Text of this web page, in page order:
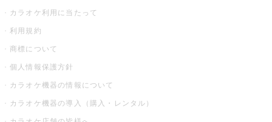
カラオケ利用に当たって
利用規約
商標について
個人情報保護方針
カラオケ機器の情報について
カラオケ機器の導入（購入・レンタル）